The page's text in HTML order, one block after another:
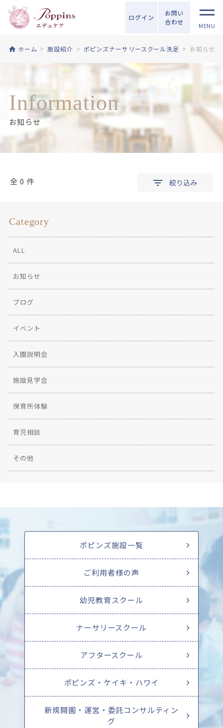
ログイン
お問い
合わせ
MENU
ホーム 施設紹介 ポピンズナーサリースクール洗足 お知らせ
Information
お知らせ
全 0 件 絞り込み
Category
ALL
お知らせ
ブログ
イベント
入園説明会
施設見学会
保育所体験
育児相談
その他
ポピンズ施設一覧
ご利用者様の声
幼児教育スクール
ナーサリースクール
アフタースクール
ポピンズ・ケイキ・ハワイ
新規開園・運営・委託コンサルティン
グ